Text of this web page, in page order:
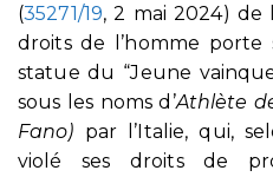
(35271/19, 2 mai 2024) de
droits de l’homme
statue du “Jeune
sous les noms d’Athlète
Fano) par l’Italie, qui,
violé ses droits de